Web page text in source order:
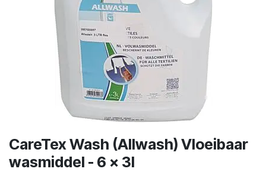
CareTex Wash (Allwash) Vloeibaar
wasmiddel - 6 x 3l